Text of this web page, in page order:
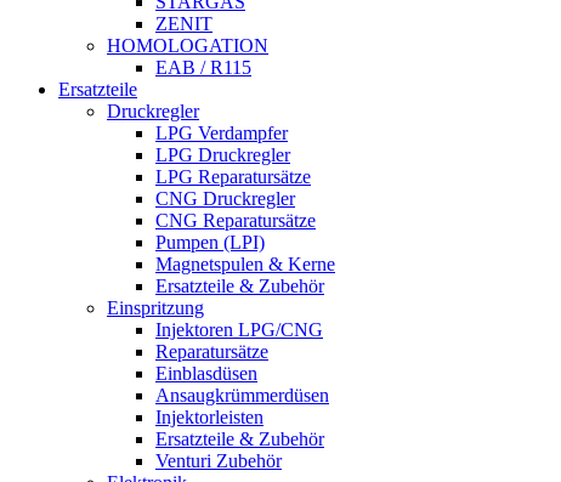
ZENIT
HOMOLOGATION
EAB / R115
Ersatzteile
Druckregler
LPG Verdampfer
LPG Druckregler
LPG Reparatursätze
CNG Druckregler
CNG Reparatursätze
Pumpen (LPI)
Magnetspulen & Kerne
Ersatzteile & Zubehör
Einspritzung
Injektoren LPG/CNG
Reparatursätze
Einblasdüsen
Ansaugkrümmerdüsen
Injektorleisten
Ersatzteile & Zubehör
Venturi Zubehör